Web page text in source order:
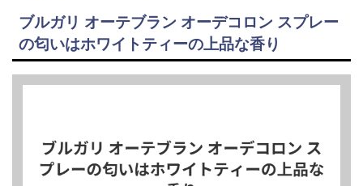
ブルガリ オーテブラン オーデコロン スプレー
の匂いはホワイトティーの上品な香り